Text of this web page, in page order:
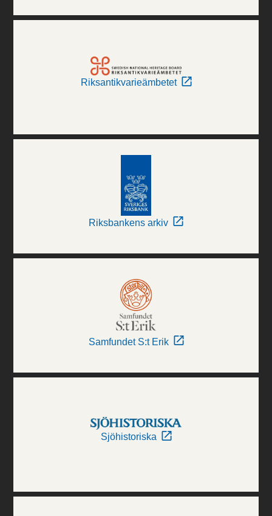
Riksantikvarieämbetet
Riksbankens arkiv
Samfundet S:t Erik
Sjöhistoriska